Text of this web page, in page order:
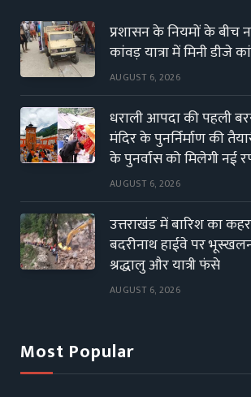
प्रशासन के नियमों के बीच
कांवड़ यात्रा में मिनी डीजे
AUGUST 6, 2026
धराली आपदा की पहली
मंदिर के पुनर्निर्माण की
के पुनर्वास को मिलेगी नई
AUGUST 6, 2026
उत्तराखंड में बारिश का
बदरीनाथ हाईवे पर
श्रद्धालु और यात्री फंसे
AUGUST 6, 2026
Most Popular